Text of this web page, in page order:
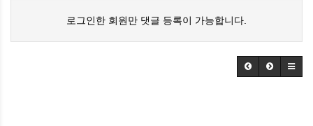
로그인한 회원만 댓글 등록이 가능합니다.